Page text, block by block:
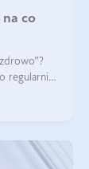
co
regularnie